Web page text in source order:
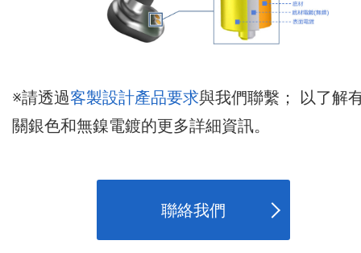
※請透過客製設計產品要求與我們聯繫； 以了解
關銀色和無鎳電鍍的更多詳細資訊。
聯絡我們